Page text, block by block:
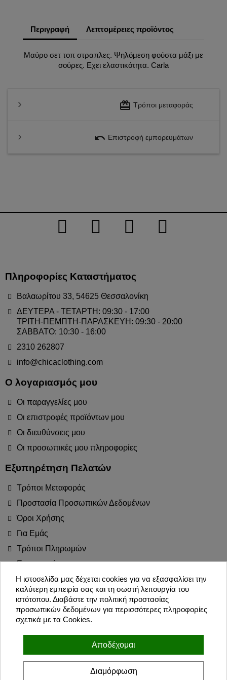
Περιγραφή Λεπτομέρειες προϊόντος
Mαύρο σετ τοπ στραπλες. Ψηλόμεση φούστα μάξι με
σούρες. Εχει ελαστικότητα. Carla
redeem Τρόποι μεταφοράς
undo Επιστροφή εμπορευμάτων
Πληροφορίες Καταστήματος
Βαλαωρίτου 33, 54625 Θεσσαλονίκη
ΔΕΥΤΕΡΑ - ΤΕΤΑΡΤΗ: 09:30 - 17:00
ΤΡΙΤΗ-ΠΕΜΠΤΗ-ΠΑΡΑΣΚΕΥΗ: 09:30 - 20:00
ΣΑΒΒΑΤΟ: 10:30 - 16:00
2310 262807
info@chicaclothing.com
Ο λογαριασμός μου
Οι παραγγελίες μου
Οι επιστροφές προϊόντων μου
Οι διευθύνσεις μου
Οι προσωπικές μου πληροφορίες
Εξυπηρέτηση Πελατών
Τρόποι Μεταφοράς
Προστασία Προσωπικών Δεδομένων
Όροι Χρήσης
Για Εμάς
Τρόποι Πληρωμών
Επιστροφές
Blog
Join the Party!
Συμφωνώ με τους όρους χρήσης και την πολιτική προσωπικών
Η ιστοσελίδα μας δέχεται cookies για να εξασφαλίσει την
καλύτερη εμπειρία σας και τη σωστή λειτουργία του
ιστότοπου. Διαβάστε την πολιτική προστασίας
προσωπικών δεδομένων για περισσότερες πληροφορίες
σχετικά με τα Cookies.
Αποδέχομαι
Διαμόρφωση